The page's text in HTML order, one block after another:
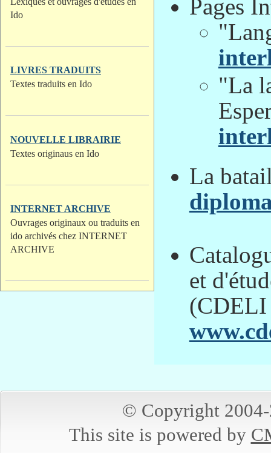
Ido
LIVRES TRADUITS
Textes traduits en Ido
NOUVELLE LIBRAIRIE
Textes originaus en Ido
INTERNET ARCHIVE
Ouvrages originaux ou traduits en
ido archivés chez INTERNET
ARCHIVE
Pages
"La
La
et
© Copyright
This site is powered by